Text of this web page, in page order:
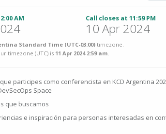
AM Call closes at 11:59 PM
10 Apr 2024
Standard Time (UTC-03:00) timezone.
timezone (UTC) is 11 Apr 2024 2:59 am.
participes como conferencista en KCD Argentina
Space
que buscamos
e inspiración para personas interesadas en